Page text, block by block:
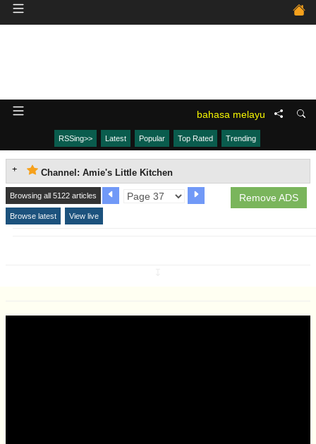
bahasa melayu
RSSing>> Latest Popular Top Rated Trending
Channel: Amie's Little Kitchen
Remove ADS
Browsing all 5122 articles
Browse latest View live